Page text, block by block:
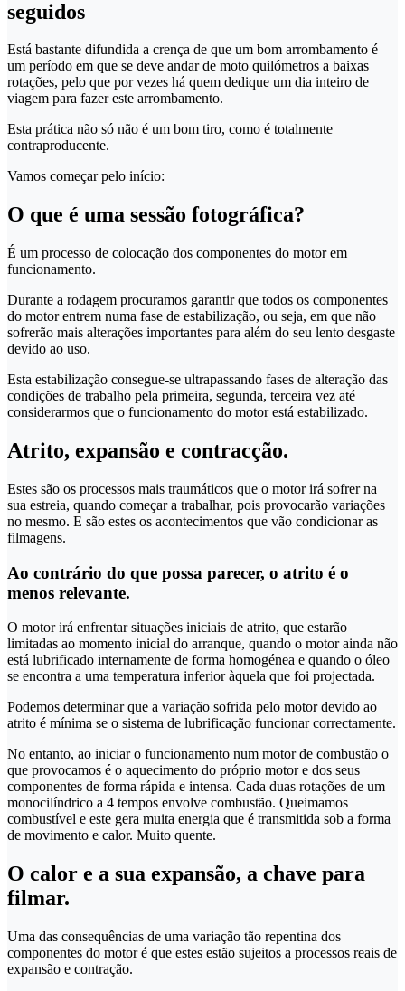
seguidos
Está bastante difundida a crença de que um bom arrombamento é
um período em que se deve andar de moto quilómetros a baixas
rotações, pelo que por vezes há quem dedique um dia inteiro de
viagem para fazer este arrombamento.
Esta prática não só não é um bom tiro, como é totalmente
contraproducente.
Vamos começar pelo início:
O que é uma sessão fotográfica?
É um processo de colocação dos componentes do motor em
funcionamento.
Durante a rodagem procuramos garantir que todos os componentes
do motor entrem numa fase de estabilização, ou seja, em que não
sofrerão mais alterações importantes para além do seu lento desgaste
devido ao uso.
Esta estabilização consegue-se ultrapassando fases de alteração das
condições de trabalho pela primeira, segunda, terceira vez até
considerarmos que o funcionamento do motor está estabilizado.
Atrito, expansão e contracção.
Estes são os processos mais traumáticos que o motor irá sofrer na
sua estreia, quando começar a trabalhar, pois provocarão variações
no mesmo. E são estes os acontecimentos que vão condicionar as
filmagens.
Ao contrário do que possa parecer, o atrito é o
menos relevante.
O motor irá enfrentar situações iniciais de atrito, que estarão
limitadas ao momento inicial do arranque, quando o motor ainda não
está lubrificado internamente de forma homogénea e quando o óleo
se encontra a uma temperatura inferior àquela que foi projectada.
Podemos determinar que a variação sofrida pelo motor devido ao
atrito é mínima se o sistema de lubrificação funcionar correctamente.
No entanto, ao iniciar o funcionamento num motor de combustão o
que provocamos é o aquecimento do próprio motor e dos seus
componentes de forma rápida e intensa. Cada duas rotações de um
monocilíndrico a 4 tempos envolve combustão. Queimamos
combustível e este gera muita energia que é transmitida sob a forma
de movimento e calor. Muito quente.
O calor e a sua expansão, a chave para
filmar.
Uma das consequências de uma variação tão repentina dos
componentes do motor é que estes estão sujeitos a processos reais de
expansão e contração.